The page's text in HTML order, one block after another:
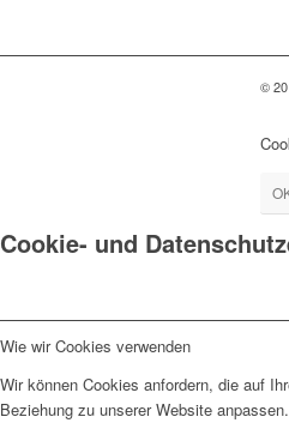
©
Cookie- und
Wie wir Cookies verwenden
Wir können Cookies anfordern, die auf
Beziehung zu unserer Website anpassen.